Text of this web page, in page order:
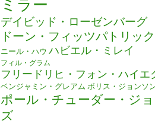
ミラー
デイビッド・ローゼンバーグ
ドーン・フィッツパトリック
ニール・ハウ ハビエル・ミレイ
フィル・グラム
フリードリヒ・フォン・ハイエ
ベンジャミン・グレアム ボリス・ジョンソ
ポール・チューダー・ジ
ズ